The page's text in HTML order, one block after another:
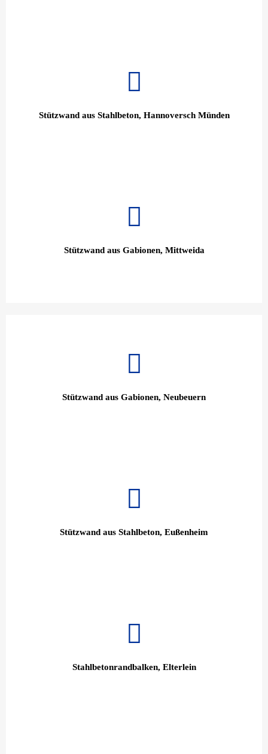
Stützwand aus Stahlbeton, Hannoversch Münden
Stützwand aus Gabionen, Mittweida
Stützwand aus Gabionen, Neubeuern
Stützwand aus Stahlbeton, Eußenheim
Stahlbetonrandbalken, Elterlein